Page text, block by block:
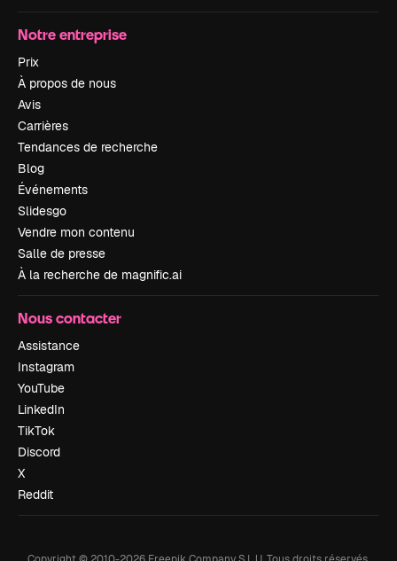
Notre entreprise
Prix
À propos de nous
Avis
Carrières
Tendances de recherche
Blog
Événements
Slidesgo
Vendre mon contenu
Salle de presse
À la recherche de magnific.ai
Nous contacter
Assistance
Instagram
YouTube
LinkedIn
TikTok
Discord
X
Reddit